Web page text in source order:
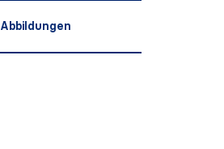
Abbildungen